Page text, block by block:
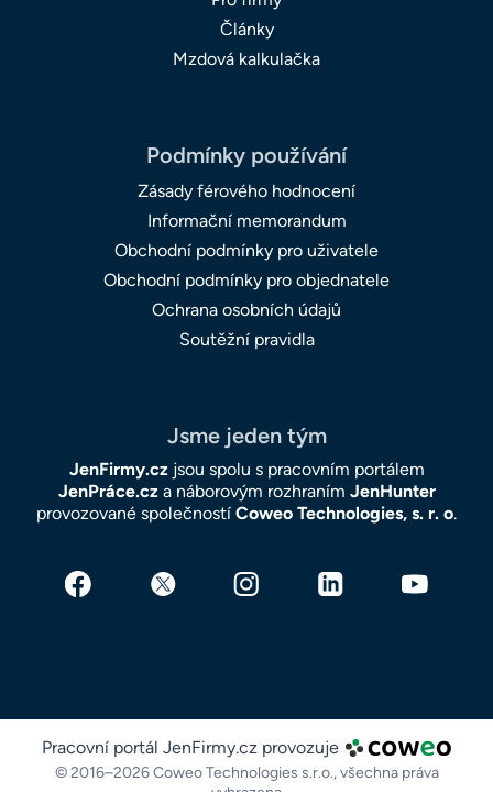
Články
Mzdová kalkulačka
Podmínky používání
Zásady férového hodnocení
Informační memorandum
Obchodní podmínky pro uživatele
Obchodní podmínky pro objednatele
Ochrana osobních údajů
Soutěžní pravidla
Jsme jeden tým
JenFirmy.czjsou spolu s pracovním portálem
JenPráce.cza náborovým rozhraním JenHunter
provozované společností Coweo Technologies, s. r. o.
Pracovní portál JenFirmy.cz provozuje
© 2016–2026 Coweo Technologies s.r.o.,všechna práva